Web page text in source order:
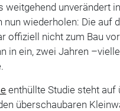
weitgehend unverändert
wiederholen: Die auf
offiziell nicht zum Bau
in ein, zwei Jahren
enthüllte Studie steht auf
überschaubaren